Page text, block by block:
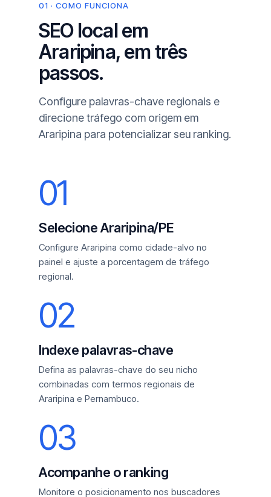
01 · COMO FUNCIONA
SEO local em
Araripina, em três
passos.
Configure palavras-chave regionais e
direcione tráfego com origem em
Araripina para potencializar seu ranking.
01
Selecione Araripina/PE
Configure Araripina como cidade-alvo no
painel e ajuste a porcentagem de tráfego
regional.
02
Indexe palavras-chave
Defina as palavras-chave do seu nicho
combinadas com termos regionais de
Araripina e Pernambuco.
03
Acompanhe o ranking
Monitore o posicionamento nos buscadores